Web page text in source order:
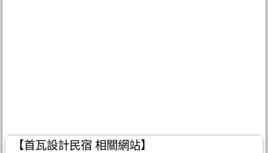
【首瓦設計民宿 相關網站】